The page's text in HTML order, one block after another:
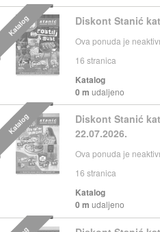
Diskont Stanić
Ova ponuda je
16 stranica
Katalog
0 m udaljeno
Katalog
Diskont Stanić
22.07.2026.
Ova ponuda je
16 stranica
Katalog
0 m udaljeno
Katalog